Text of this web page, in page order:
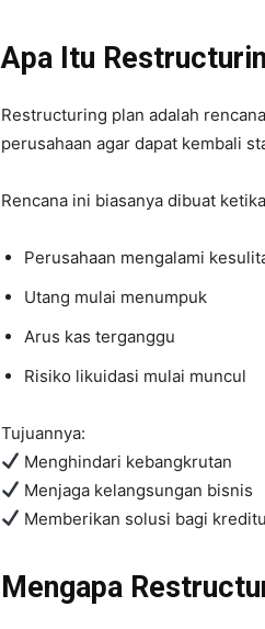
Apa Itu
Restructuring plan adalah
perusahaan agar dapat kembali
Rencana ini biasanya dibuat
Perusahaan mengalami
Utang mulai menumpuk
Arus kas terganggu
Risiko likuidasi mulai muncul
Tujuannya:
Menghindari kebangkrutan
Menjaga kelangsungan bisnis
Memberikan solusi bagi
Mengapa